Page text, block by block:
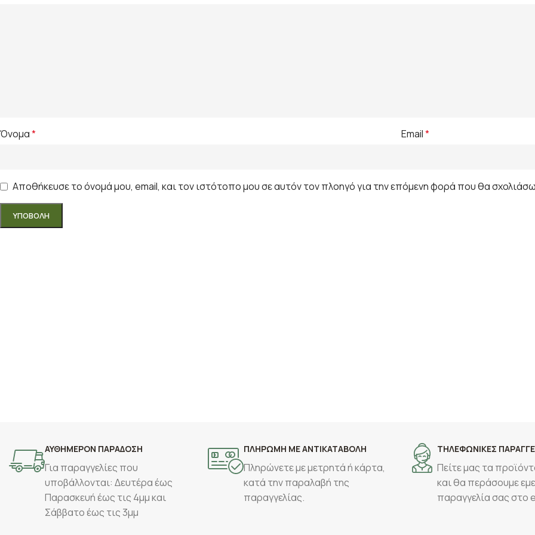
Όνομα* Email*
Αποθήκευσε το όνομά μου, email, και τον ιστότοπο μου σε αυτόν τον πλοηγό για την επόμενη φορά που θα
ΑΥΘΗΜΕΡΟΝ ΠΑΡΑΔΟΣΗ
Για παραγγελίες που
υποβάλλονται: Δευτέρα έως
Παρασκευή έως τις 4μμ και
Σάββατο έως τις 3μμ
ΠΛΗΡΩΜΗ ΜΕ ΑΝΤΙΚΑΤΑΒΟΛΗ
Πληρώνετε με μετρητά ή κάρτα,
κατά την παραλαβή της
παραγγελίας.
ΤΗΛΕΦΩΝΙΚΕΣ
Πείτε μας τα
και θα περάσουμε
παραγγελία σας στο